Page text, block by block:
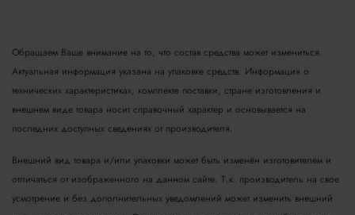
Обращаем Ваше внимание на то, что состав средства может измениться.
Актуальная информация указана на упаковке средств. Информация о
технических характеристиках, комплекте поставки, стране изготовления и
внешнем виде товара носит справочный характер и основывается на
последних доступных сведениях от производителя.
Внешний вид товара и/или упаковки может быть изменён изготовителем и
отличаться от изображенного на данном сайте. Т.к. производитель на свое
усмотрение и без дополнительных уведомлений может изменить внешний